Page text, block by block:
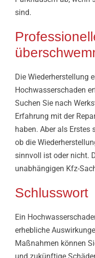
sind.
Die Wiederherstellung
Hochwasserschaden
Suchen Sie nach
Erfahrung mit der
haben. Aber als Erstes
ob die
sinnvoll ist oder nicht.
unabhängigen Kfz-
Schlusswort
Ein
erhebliche
Maßnahmen können